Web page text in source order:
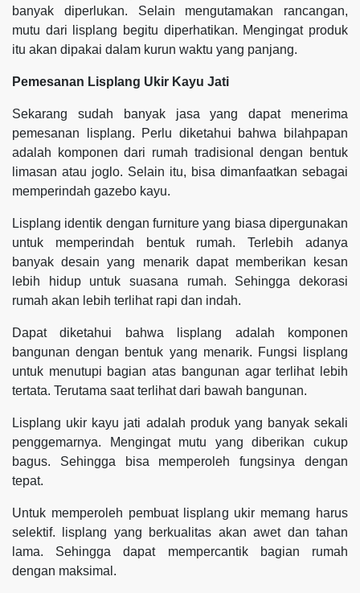
banyak diperlukan. Selain mengutamakan rancangan,
mutu dari lisplang begitu diperhatikan. Mengingat produk
itu akan dipakai dalam kurun waktu yang panjang.
Pemesanan Lisplang Ukir Kayu Jati
Sekarang sudah banyak jasa yang dapat menerima
pemesanan lisplang. Perlu diketahui bahwa bilahpapan
adalah komponen dari rumah tradisional dengan bentuk
limasan atau joglo. Selain itu, bisa dimanfaatkan sebagai
memperindah gazebo kayu.
Lisplang identik dengan furniture yang biasa dipergunakan
untuk memperindah bentuk rumah. Terlebih adanya
banyak desain yang menarik dapat memberikan kesan
lebih hidup untuk suasana rumah. Sehingga dekorasi
rumah akan lebih terlihat rapi dan indah.
Dapat diketahui bahwa lisplang adalah komponen
bangunan dengan bentuk yang menarik. Fungsi lisplang
untuk menutupi bagian atas bangunan agar terlihat lebih
tertata. Terutama saat terlihat dari bawah bangunan.
Lisplang ukir kayu jati adalah produk yang banyak sekali
penggemarnya. Mengingat mutu yang diberikan cukup
bagus. Sehingga bisa memperoleh fungsinya dengan
tepat.
Untuk memperoleh pembuat lisplang ukir memang harus
selektif. lisplang yang berkualitas akan awet dan tahan
lama. Sehingga dapat mempercantik bagian rumah
dengan maksimal.